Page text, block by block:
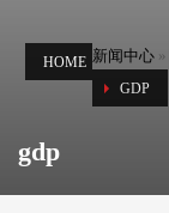
HOME 新闻中心 »
GDP
gdp